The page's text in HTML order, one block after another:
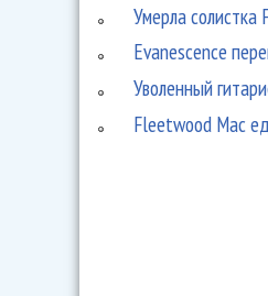
Умерла
Evanescence
Уволенный
Fleetwood Mac